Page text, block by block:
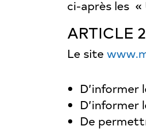
ci-après les
ARTICLE
Le site
D’informer
D’informer
De